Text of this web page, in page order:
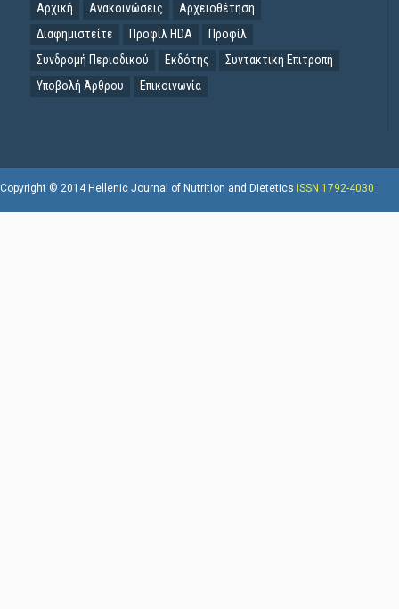
Αρχική Ανακοινώσεις
Αρχειοθέτηση
Διαφημιστείτε
Προφίλ HDA
Προφίλ
Συνδρομή Περιοδικού
Εκδότης
Συντακτική Επιτροπή
Υποβολή Άρθρου
Επικοινωνία
Copyright © 2014 Hellenic Journal of Nutrition and Dietetics ISSN 1792-4030